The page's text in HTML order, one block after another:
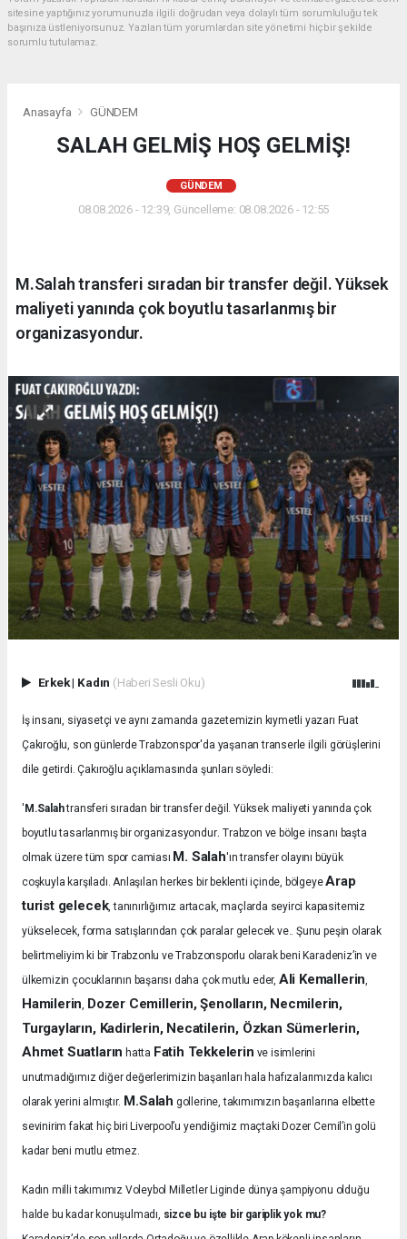
sitesine yaptığınız yorumunuzla ilgili doğrudan veya dolaylı tüm sorumluluğu tek
başınıza üstleniyorsunuz. Yazılan tüm yorumlardan site yönetimi hiçbir şekilde
sorumlu tutulamaz.
Anasayfa GÜNDEM
SALAH GELMİŞ HOŞ GELMİŞ!
GÜNDEM
08.08.2026 - 12:39, Güncelleme: 08.08.2026 - 12:55
M.Salah transferi sıradan bir transfer değil. Yüksek
maliyeti yanında çok boyutlu tasarlanmış bir
organizasyondur.
Erkek| Kadın (Haberi Sesli Oku)
İş insanı, siyasetçi ve aynı zamanda gazetemizin kıymetli yazarı Fuat
Çakıroğlu, son günlerde Trabzonspor'da yaşanan transerle ilgili görüşlerini
dile getirdi. Çakıroğlu açıklamasında şunları söyledi:
' M.Salahtransferi sıradan bir transfer değil. Yüksek maliyeti yanında çok
boyutlu tasarlanmış bir organizasyondur.Trabzon ve bölge insanı başta
olmak üzere tüm spor camiası M. Salah'ın transfer olayını büyük
coşkuyla karşıladı.Anlaşılan herkes bir beklenti içinde, bölgeyeArap
turist gelecek, tanınırlığımız artacak, maçlarda seyirci kapasitemiz
yükselecek, forma satışlarından çok paralar gelecek ve.. Şunu peşin olarak
belirtmeliyim ki bir Trabzonlu ve Trabzonsporlu olarak beni Karadeniz’in ve
ülkemizin çocuklarının başarısı daha çok mutlu eder, Ali Kemallerin,
Hamilerin, Dozer Cemillerin, Şenolların, Necmilerin,
Turgayların, Kadirlerin, Necatilerin, Özkan Sümerlerin,
Ahmet Suatların hatta Fatih Tekkelerin ve isimlerini
unutmadığımız diğer değerlerimizin başarıları hala hafızalarımızda kalıcı
olarak yerini almıştır. M.Salah gollerine, takımımızın başarılarına elbette
sevinirim fakat hiç biri Liverpool’u yendiğimiz maçtaki Dozer Cemil’in golü
kadar beni mutlu etmez.
Kadın milli takımımız Voleybol Milletler Liginde dünya şampiyonu olduğu
halde bu kadar konuşulmadı, sizce bu işte bir gariplik yok mu?